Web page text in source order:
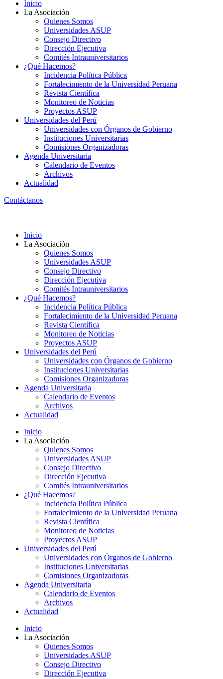
Inicio
La Asociación
Quienes Somos
Universidades ASUP
Consejo Directivo
Dirección Ejecutiva
Comités Intrauniversitarios
¿Qué Hacemos?
Incidencia Política Pública
Fortalecimiento de la Universidad Peruana
Revista Científica
Monitoreo de Noticias
Proyectos ASUP
Universidades del Perú
Universidades con Órganos de Gobierno
Instituciones Universitarias
Comisiones Organizadoras
Agenda Universitaria
Calendario de Eventos
Archivos
Actualidad
Contáctanos
Inicio
La Asociación
Quienes Somos
Universidades ASUP
Consejo Directivo
Dirección Ejecutiva
Comités Intrauniversitarios
¿Qué Hacemos?
Incidencia Política Pública
Fortalecimiento de la Universidad Peruana
Revista Científica
Monitoreo de Noticias
Proyectos ASUP
Universidades del Perú
Universidades con Órganos de Gobierno
Instituciones Universitarias
Comisiones Organizadoras
Agenda Universitaria
Calendario de Eventos
Archivos
Actualidad
Inicio
La Asociación
Quienes Somos
Universidades ASUP
Consejo Directivo
Dirección Ejecutiva
Comités Intrauniversitarios
¿Qué Hacemos?
Incidencia Política Pública
Fortalecimiento de la Universidad Peruana
Revista Científica
Monitoreo de Noticias
Proyectos ASUP
Universidades del Perú
Universidades con Órganos de Gobierno
Instituciones Universitarias
Comisiones Organizadoras
Agenda Universitaria
Calendario de Eventos
Archivos
Actualidad
Inicio
La Asociación
Quienes Somos
Universidades ASUP
Consejo Directivo
Dirección Ejecutiva